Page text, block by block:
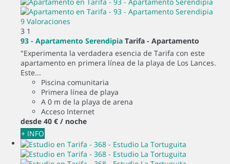
9 Valoraciones
3 1
93 - Apartamento Serendipia Tarifa - Apartamento
"Experimenta la verdadera esencia de Tarifa con este
apartamento en primera línea de la playa de Los Lances.
Este...
Piscina comunitaria
Primera línea de playa
A 0 m de la playa de arena
Acceso Internet
desde 40 € / noche
+ INFO